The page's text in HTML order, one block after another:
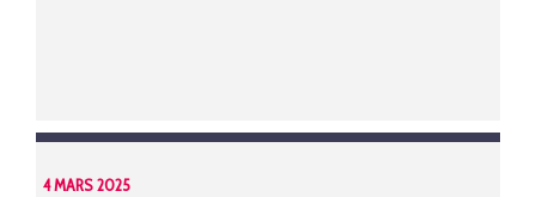
4 MARS 2025